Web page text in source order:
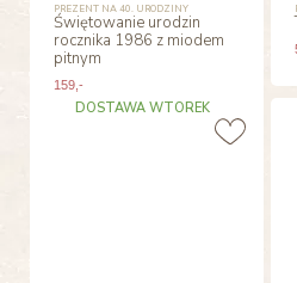
PREZENT NA 40. URODZINY
Świętowanie urodzin
rocznika 1986 z miodem
pitnym
159,-
DOSTAWA WTOREK